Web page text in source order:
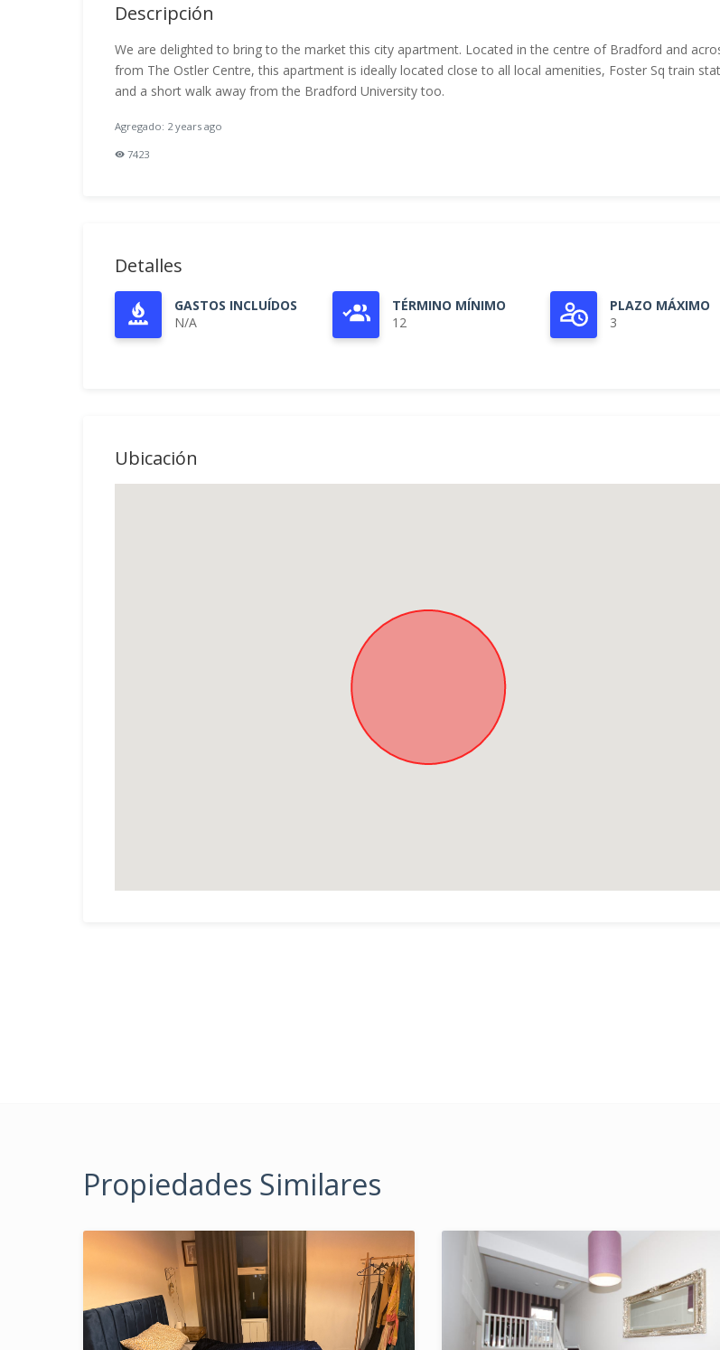
Descripción
We are delighted to bring to the market this city apartment. Located in the centre of Bradford and
from The Ostler Centre, this apartment is ideally located close to all local amenities, Foster Sq train
and a short walk away from the Bradford University too.
Agregado: 2 years ago
7423
Detalles
GASTOS INCLUÍDOS
N/A
TÉRMINO MÍNIMO
12
PLAZO MÁXIMO
3
Ubicación
Propiedades Similares